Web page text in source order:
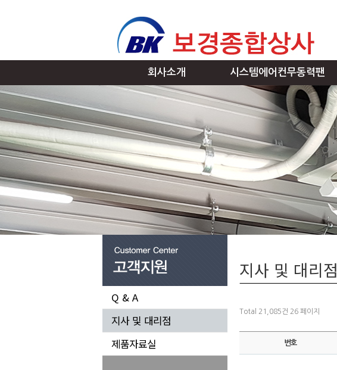
회사소개 시스템에어컨무동력팬
Q & A
지사 및 대리점
제품자료실
지사 및 대리점
Total 21,085건 26 페이지
번호